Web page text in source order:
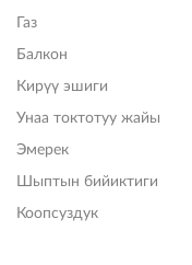
Газ
Балкон
Кирүү эшиги
Унаа токтотуу жайы
Эмерек
Шыптын бийиктиги
Коопсуздук